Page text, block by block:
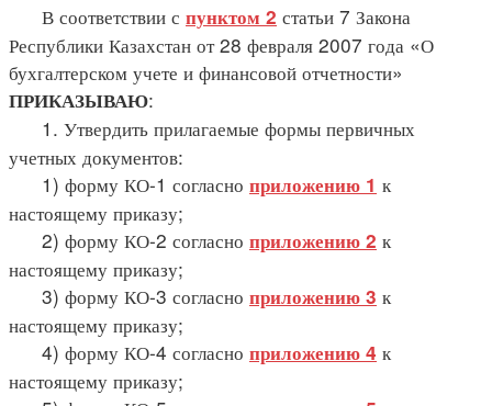
В соответствии с пунктом 2 статьи 7 Закона
Республики Казахстан от 28 февраля 2007 года «О
бухгалтерском учете и финансовой отчетности»
ПРИКАЗЫВАЮ:
1. Утвердить прилагаемые формы первичных
учетных документов:
1) форму КО-1 согласно приложению 1 к
настоящему приказу;
2) форму КО-2 согласно приложению 2 к
настоящему приказу;
3) форму КО-3 согласно приложению 3 к
настоящему приказу;
4) форму КО-4 согласно приложению 4 к
настоящему приказу;